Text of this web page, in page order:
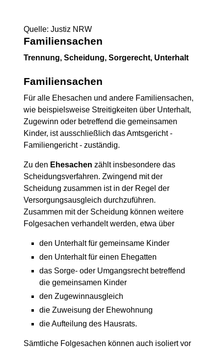
Quelle: Justiz NRW
Familiensachen
Trennung, Scheidung, Sorgerecht, Unterhalt
Familiensachen
Für alle Ehesachen und andere Familiensachen,
wie beispielsweise Streitigkeiten über Unterhalt,
Zugewinn oder betreffend die gemeinsamen
Kinder, ist ausschließlich das Amtsgericht -
Familiengericht - zuständig.
Zu den Ehesachen zählt insbesondere das
Scheidungsverfahren. Zwingend mit der
Scheidung zusammen ist in der Regel der
Versorgungsausgleich durchzuführen.
Zusammen mit der Scheidung können weitere
Folgesachen verhandelt werden, etwa über
den Unterhalt für gemeinsame Kinder
den Unterhalt für einen Ehegatten
das Sorge- oder Umgangsrecht betreffend
die gemeinsamen Kinder
den Zugewinnausgleich
die Zuweisung der Ehewohnung
die Aufteilung des Hausrats.
Sämtliche Folgesachen können auch isoliert vor